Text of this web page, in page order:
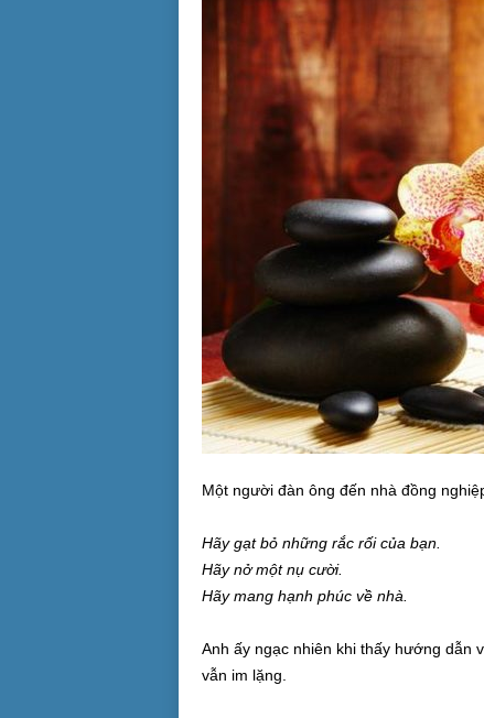
Một người đàn ông đến nhà đồng
Hãy gạt bỏ những rắc rối của bạn.
Hãy nở một nụ cười.
Hãy mang hạnh phúc về nhà.
Anh ấy ngạc nhiên khi thấy hướng dẫn
vẫn im lặng.